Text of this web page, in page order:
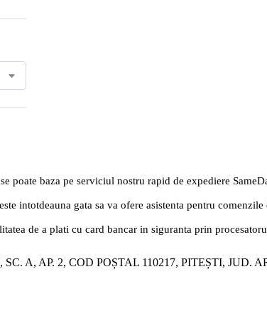
poate baza pe serviciul nostru rapid de expediere
intotdeauna gata sa va ofere asistenta pentru comenzile
de a plati cu card bancar in siguranta prin
A, AP. 2, COD POȘTAL 110217, PITEȘTI, JUD.